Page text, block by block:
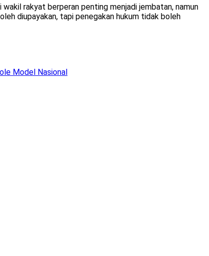
rakyat berperan penting menjadi jembatan, namun
diupayakan, tapi penegakan hukum tidak boleh
Model Nasional